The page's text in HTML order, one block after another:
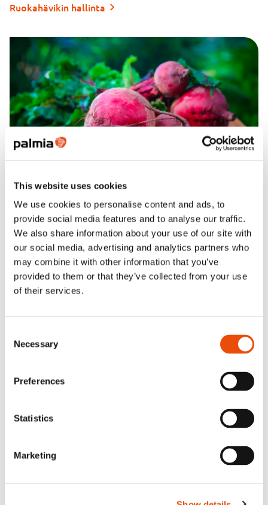
This website uses cookies
We use cookies to personalise content and ads, to
provide social media features and to analyse our traffic.
We also share information about your use of our site with
our social media, advertising and analytics partners who
may combine it with other information that you’ve
provided to them or that they’ve collected from your use
of their services.
Selection
Necessary
Preferences
Statistics
Marketing
Ruokahävikin hallinta
Portaat luomuun -ohjelma
Portaat luomuun -ohjelma auttaa ammattikeittiöitä
lisäämään luomun käyttöä osana kestävän kehityksen
mukaista toimintaa.
Portaat luomuun -ohjelma